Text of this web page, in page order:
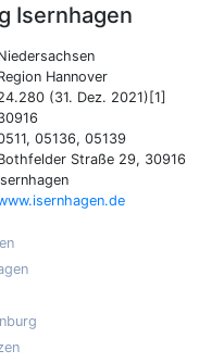
Isernhagen
Hannover
(31. Dez. 2021)[1]
05136, 05139
Straße 29, 30916